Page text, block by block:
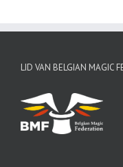
LID VAN BELGIAN MAGIC